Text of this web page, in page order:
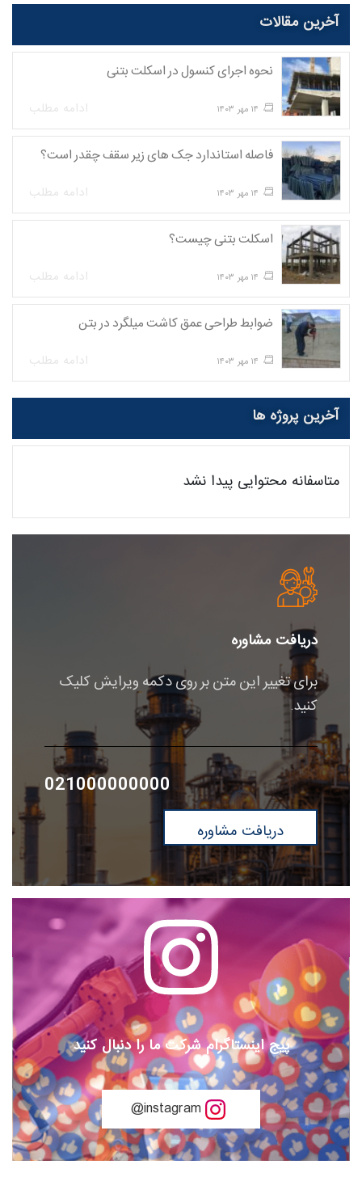
آخرین مقالات
نحوه اجرای کنسول در اسکلت بتنی
۱۴ مهر ۱۴۰۳ ادامه مطلب
فاصله استاندارد جک های زیر سقف چقدر است؟
۱۴ مهر ۱۴۰۳ ادامه مطلب
اسکلت بتنی چیست؟
۱۴ مهر ۱۴۰۳ ادامه مطلب
ضوابط طراحی عمق کاشت میلگرد در بتن
۱۴ مهر ۱۴۰۳ ادامه مطلب
آخرین پروژه ها
متاسفانه محتوایی پیدا نشد
دریافت مشاوره
برای تغییر این متن بر روی دکمه ویرایش کلیک
کنید.
021000000000
دریافت مشاوره
پیج اینستاگرام شرکت ما را دنبال کنید
instagram@